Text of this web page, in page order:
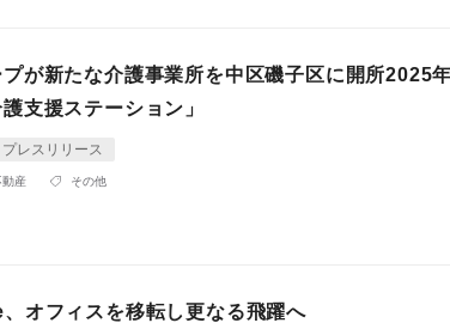
が新たな介護事業所を中区磯子区に開所2025
支援ステーション」
プレスリリース
動産 その他
オフィスを移転し更なる飛躍へ